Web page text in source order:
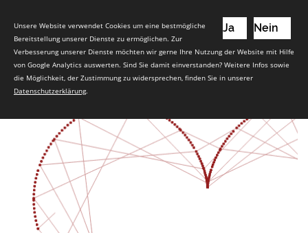
Nein
Ja
Unsere Website verwendet Cookies um eine bestmögliche
Bereitstellung unserer Dienste zu ermöglichen. Zur
Verbesserung unserer Dienste möchten wir gerne Ihre Nutzung der Website mit Hilfe
von Google Analytics auswerten. Sind Sie damit einverstanden? Weitere Infos sowie
die Möglichkeit, der Zustimmung zu widersprechen, finden Sie in unserer
Datenschutzerklärung.